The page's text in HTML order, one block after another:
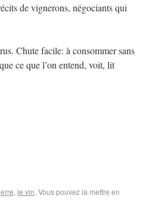
de vignerons, négociants qui
Chute facile: à consommer sans
ce que l’on entend, voit, lit
, le vin. Vous pouvez la mettre en